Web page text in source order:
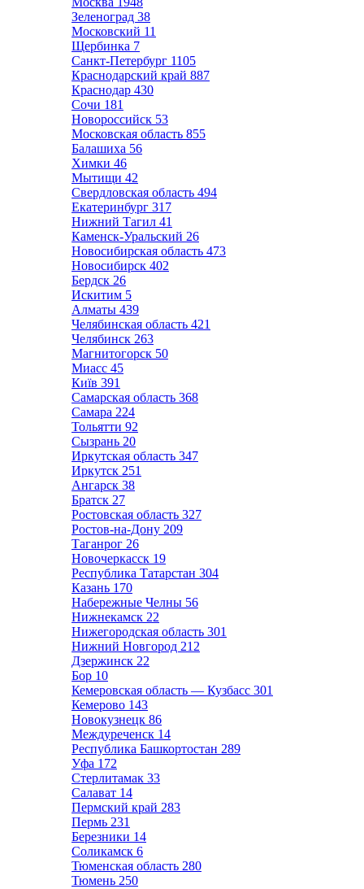
Зеленоград 38
Московский 11
Щербинка 7
Санкт-Петербург 1105
Краснодарский край 887
Краснодар 430
Сочи 181
Новороссийск 53
Московская область 855
Балашиха 56
Химки 46
Мытищи 42
Свердловская область 494
Екатеринбург 317
Нижний Тагил 41
Каменск-Уральский 26
Новосибирская область 473
Новосибирск 402
Бердск 26
Искитим 5
Алматы 439
Челябинская область 421
Челябинск 263
Магнитогорск 50
Миасс 45
Київ 391
Самарская область 368
Самара 224
Тольятти 92
Сызрань 20
Иркутская область 347
Иркутск 251
Ангарск 38
Братск 27
Ростовская область 327
Ростов-на-Дону 209
Таганрог 26
Новочеркасск 19
Республика Татарстан 304
Казань 170
Набережные Челны 56
Нижнекамск 22
Нижегородская область 301
Нижний Новгород 212
Дзержинск 22
Бор 10
Кемеровская область — Кузбасс 301
Кемерово 143
Новокузнецк 86
Междуреченск 14
Республика Башкортостан 289
Уфа 172
Стерлитамак 33
Салават 14
Пермский край 283
Пермь 231
Березники 14
Соликамск 6
Тюменская область 280
Тюмень 250